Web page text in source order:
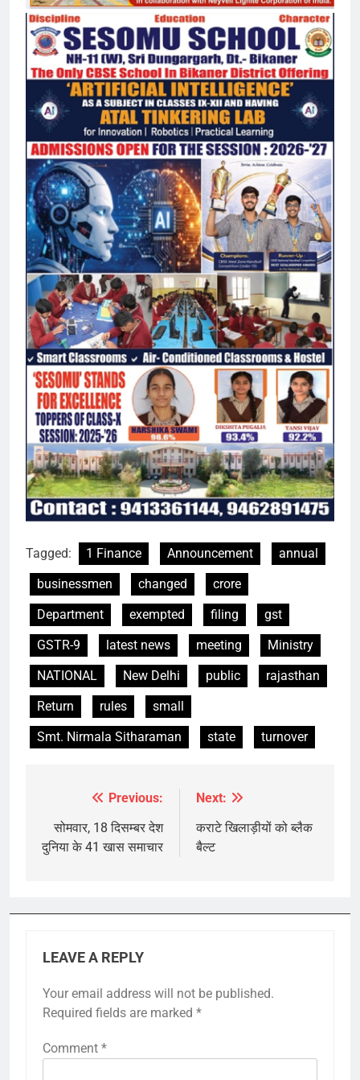
Tagged: 1 Finance Announcement
annual
businessmen
changed
crore
Department
exempted filing
gst
GSTR-9
latest news meeting
Ministry
NATIONAL
New Delhi public
rajasthan
Return
rules
small
Smt. Nirmala Sitharaman
state turnover
navigation
Previous:
सोमवार, 18 दिसम्बर देश
दुनिया के 41 खास समाचार
Next:
कराटे खिलाड़ीयों को ब्लैक
बैल्ट
LEAVE A REPLY
Your email address will not be published.
Required fields are marked *
Comment *